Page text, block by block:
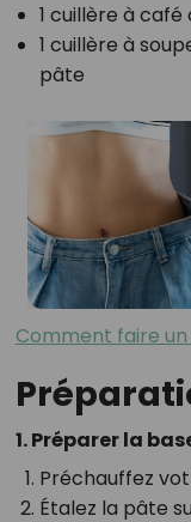
1 cuillère à
1 cuillère à
pâte
Comment faire
1. Préparer la
Préchauffez
Étalez la pâte